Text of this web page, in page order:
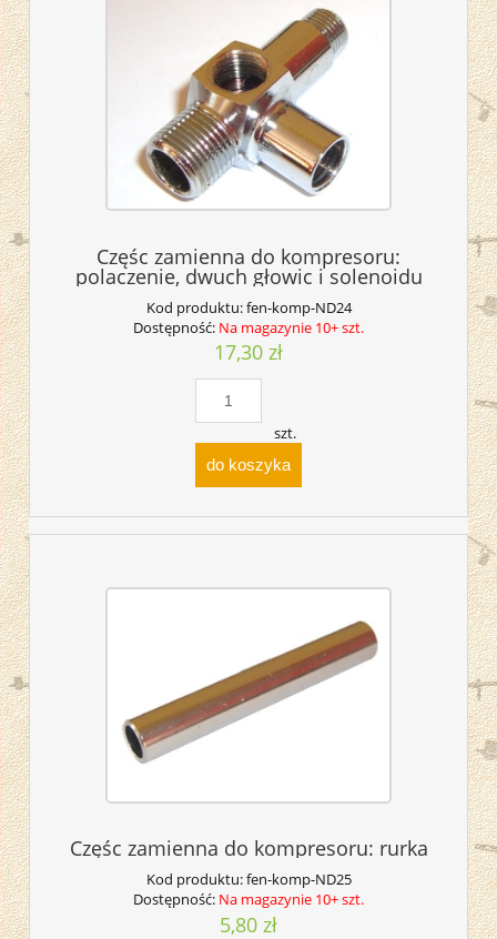
Częśc zamienna do kompresoru:
polaczenie, dwuch głowic i solenoidu
Kod produktu:fen-komp-ND24
Dostępność: Na magazynie 10+ szt.
17,30 zł
szt.
do koszyka
Częśc zamienna do kompresoru: rurka
Kod produktu:fen-komp-ND25
Dostępność: Na magazynie 10+ szt.
5,80 zł